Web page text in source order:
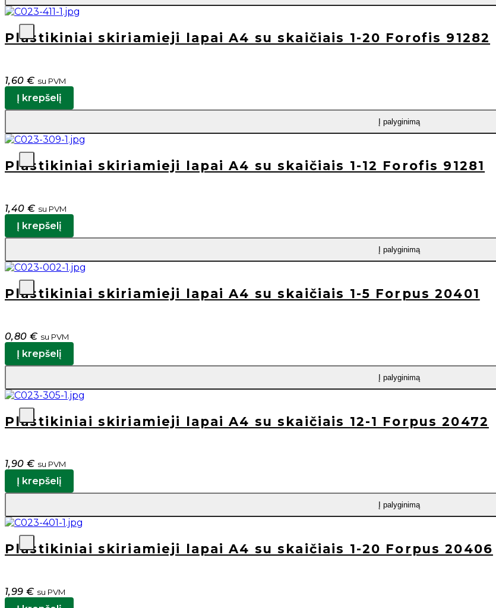
Plastikiniai skiriamieji lapai A4 su skaičiais 1-20 Forofis 91282
1,60€ su PVM
Į krepšelį
Į palyginimą
Plastikiniai skiriamieji lapai A4 su skaičiais 1-12 Forofis 91281
1,40€ su PVM
Į krepšelį
Į palyginimą
Plastikiniai skiriamieji lapai A4 su skaičiais 1-5 Forpus 20401
0,80€ su PVM
Į krepšelį
Į palyginimą
Plastikiniai skiriamieji lapai A4 su skaičiais 12-1 Forpus 20472
1,90€ su PVM
Į krepšelį
Į palyginimą
Plastikiniai skiriamieji lapai A4 su skaičiais 1-20 Forpus 20406
1,99€ su PVM